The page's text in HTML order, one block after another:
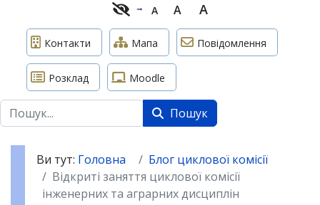
A A A
Контакти Мапа Повідомлення
Розклад Moodle
Пошук Пошук
Ви тут: Головна
Блог циклової комісії
Відкриті заняття циклової комісії
інженерних та аграрних дисциплін